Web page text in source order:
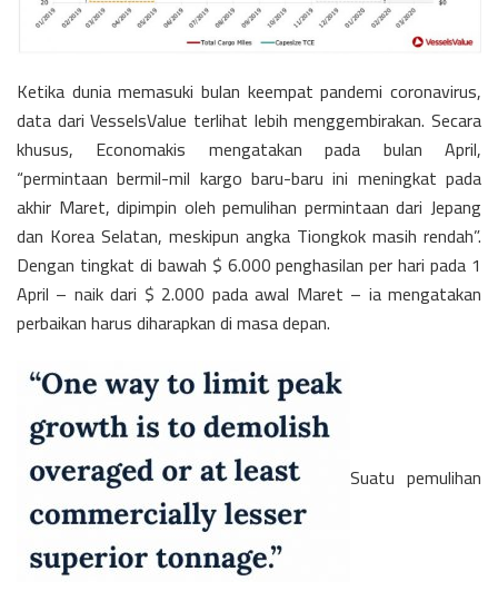
Ketika dunia memasuki bulan keempat pandemi coronavirus,
data dari VesselsValue terlihat lebih menggembirakan. Secara
khusus, Economakis mengatakan pada bulan April,
“permintaan bermil-mil kargo baru-baru ini meningkat pada
akhir Maret, dipimpin oleh pemulihan permintaan dari Jepang
dan Korea Selatan, meskipun angka Tiongkok masih rendah”.
Dengan tingkat di bawah $ 6.000 penghasilan per hari pada 1
April – naik dari $ 2.000 pada awal Maret – ia mengatakan
perbaikan harus diharapkan di masa depan.
Suatu pemulihan